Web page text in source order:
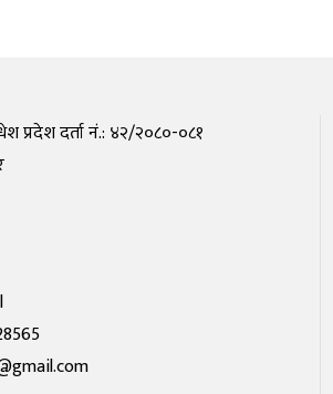
प्रदेश दर्ता नं.: ४२/२०८०-०८१